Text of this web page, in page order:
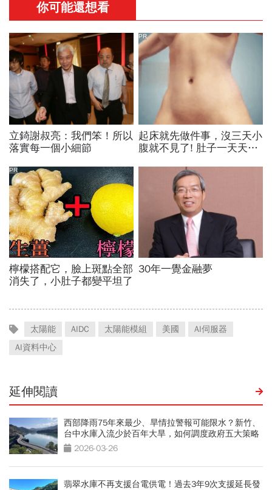
太陽能 AIDC 太陽能模組 美國
AI伺服器
AI資料中心
延伸閱讀
西部降雨75年來最少、旱情拉警報可能限水？新竹、
台中水庫入流少於百年大旱，如何調度政府五大策略
2026-03-26
翡翠水庫不再支援台電供電！過去3年9次支援延長發